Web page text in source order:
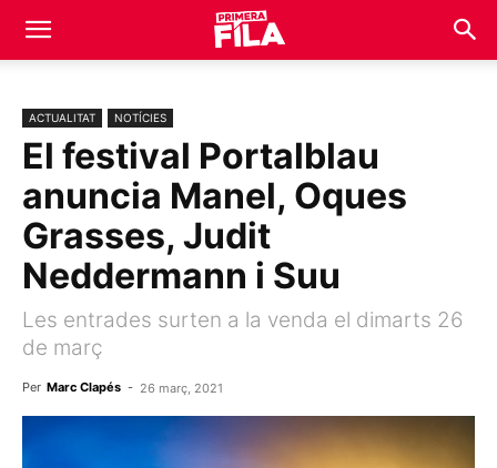
ACTUALITAT NOTÍCIES
El festival Portalblau
anuncia Manel, Oques
Grasses, Judit
Neddermann i Suu
Les entrades surten a la venda el dimarts 26
de març
Per Marc Clapés - 26 març, 2021